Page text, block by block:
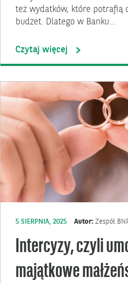
też wydatków, które potrafią
budżet. Dlatego w Banku…
Czytaj więcej
5 SIERPNIA, 2025 Autor: Zespół
Intercyzy, czyli
majątkowe